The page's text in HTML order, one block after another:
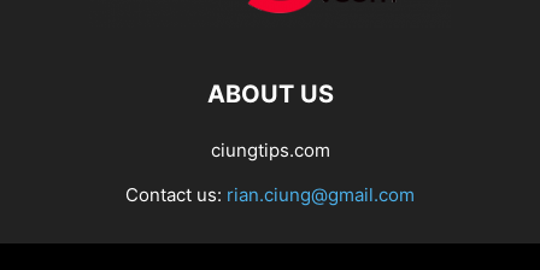
ABOUT US
ciungtips.com
Contact us: rian.ciung@gmail.com